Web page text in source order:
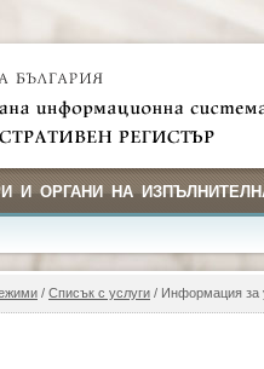
И ОРГАНИ НА
/ Списък с услуги / Информация за